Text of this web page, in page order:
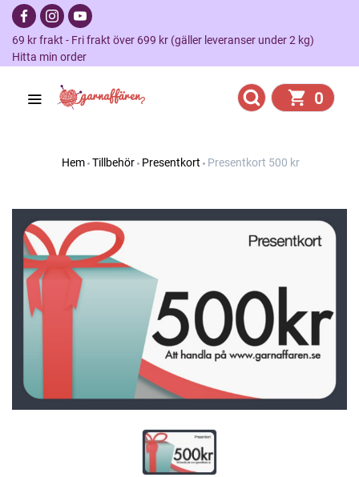
69 kr frakt - Fri frakt över 699 kr (gäller leveranser under 2 kg)
Hitta min order
0
Hem Tillbehör Presentkort Presentkort 500 kr